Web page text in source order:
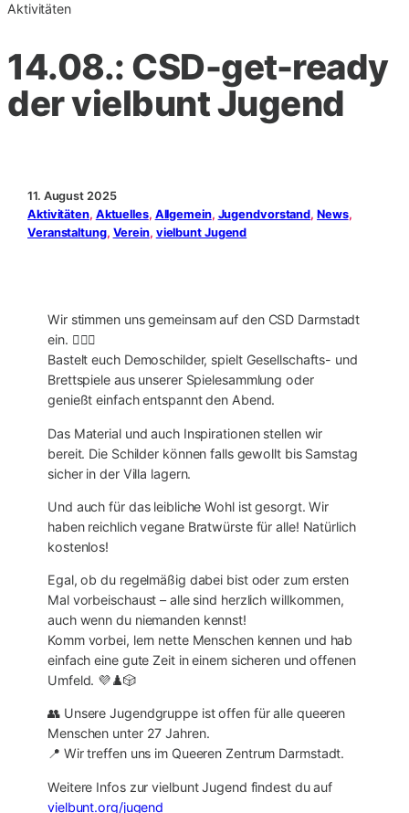
Aktivitäten
14.08.: CSD-get-ready
der vielbunt Jugend
11. August 2025
Aktivitäten, Aktuelles, Allgemein, Jugendvorstand, News
Veranstaltung, Verein, vielbunt Jugend
Wir stimmen uns gemeinsam auf den CSD Darmstadt
ein. 🏳️‍🌈✨
Bastelt euch Demoschilder, spielt Gesellschafts- und
Brettspiele aus unserer Spielesammlung oder
genießt einfach entspannt den Abend.
Das Material und auch Inspirationen stellen wir
bereit. Die Schilder können falls gewollt bis Samstag
sicher in der Villa lagern.
Und auch für das leibliche Wohl ist gesorgt. Wir
haben reichlich vegane Bratwürste für alle! Natürlich
kostenlos!
Egal, ob du regelmäßig dabei bist oder zum ersten
Mal vorbeischaust – alle sind herzlich willkommen,
auch wenn du niemanden kennst!
Komm vorbei, lern nette Menschen kennen und hab
einfach eine gute Zeit in einem sicheren und offenen
Umfeld. 💜♟️🎲
👥 Unsere Jugendgruppe ist offen für alle queeren
Menschen unter 27 Jahren.
📍 Wir treffen uns im Queeren Zentrum Darmstadt.
Weitere Infos zur vielbunt Jugend findest du auf
vielbunt.org/jugend